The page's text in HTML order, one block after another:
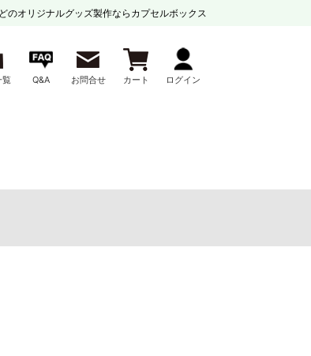
のオリジナルグッズ製作ならカプセルボックス
覧 Q&A お問合せ カート ログイン